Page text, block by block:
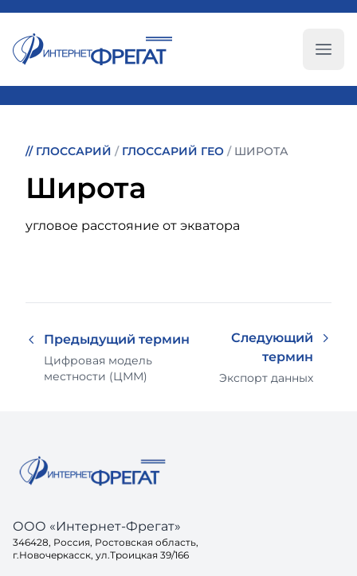
// ГЛОССАРИЙ / ГЛОССАРИЙ ГЕО / ШИРОТА
Широта
угловое расстояние от экватора
Предыдущий термин
Цифровая модель
местности (ЦММ)
Следующий
термин
Экспорт данных
ООО «Интернет-Фрегат»
346428, Россия, Ростовская область,
г.Новочеркасск, ул.Троицкая 39/166